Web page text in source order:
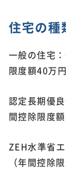
住宅の種
一般の住宅
限度額40万円
認定長期優
間控除限度額
ZEH水準省
（年間控除